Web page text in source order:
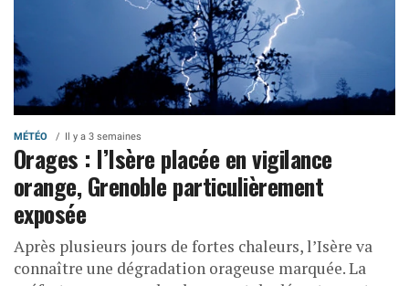
MÉTÉO Il y a 3 semaines
Orages : l’Isère placée en vigilance
orange, Grenoble particulièrement
exposée
Après plusieurs jours de fortes chaleurs, l’Isère va
connaître une dégradation orageuse marquée. La